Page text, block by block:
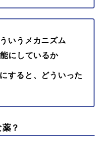
いうメカニズム
にしているか
すると、どういった
？